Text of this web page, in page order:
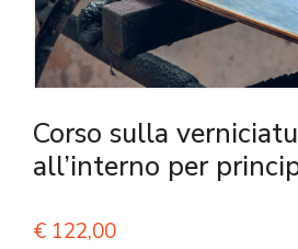
Corso sulla
all’interno per
€ 122,00